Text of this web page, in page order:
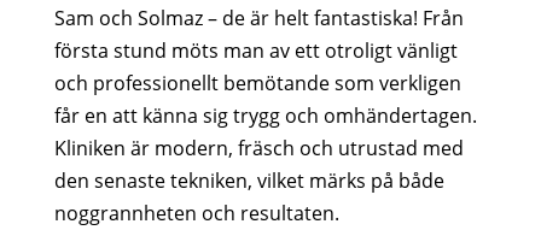
Sam och Solmaz – de är helt fantastiska! Från
första stund möts man av ett otroligt vänligt
och professionellt bemötande som verkligen
får en att känna sig trygg och omhändertagen.
Kliniken är modern, fräsch och utrustad med
den senaste tekniken, vilket märks på både
noggrannheten och resultaten.